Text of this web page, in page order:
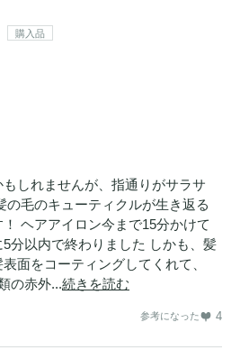
購入品
しれませんが、指通りがサラサ
の毛のキューティクルが生き返る
ヘアアイロン今まで15分かけて
分以内で終わりました しかも、髪
面をコーティングしてくれて、
の赤外...続きを読む
参考になった 4